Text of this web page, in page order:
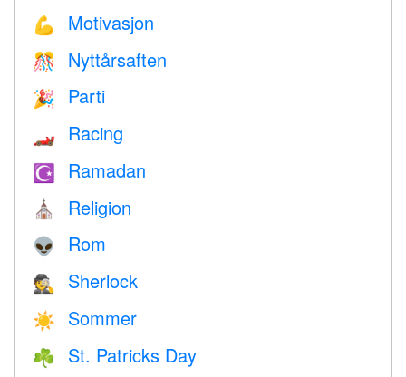
💪 Motivasjon
🎊 Nyttårsaften
🎉 Parti
🏎 Racing
☪️ Ramadan
⛪️ Religion
👽 Rom
🕵️ Sherlock
☀️ Sommer
☘️ St. Patricks Day